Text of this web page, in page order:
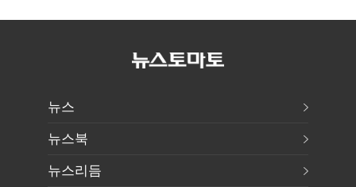
이주노동자는
내부비위…경찰
인천경제청장
뉴스
뉴스북
뉴스리듬